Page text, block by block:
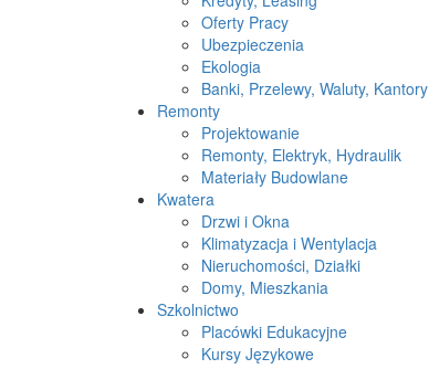
Oferty Pracy
Ubezpieczenia
Ekologia
Banki, Przelewy, Waluty, Kantory
Remonty
Projektowanie
Remonty, Elektryk, Hydraulik
Materiały Budowlane
Kwatera
Drzwi i Okna
Klimatyzacja i Wentylacja
Nieruchomości, Działki
Domy, Mieszkania
Szkolnictwo
Placówki Edukacyjne
Kursy Językowe